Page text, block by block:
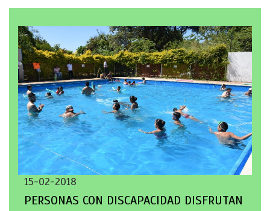
15-02-2018
PERSONAS CON DISCAPACIDAD DISFRUTAN